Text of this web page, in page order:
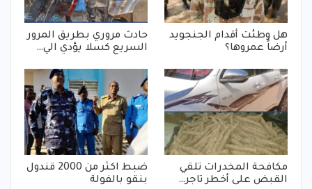
هل وطئت أقدام الجنجويد
أرضاً عمروها؟
حادث مروري بطريق المرور
السريع كسلا يؤدي الي…
مكافحة المخدرات تلقي
القبض على أخطر تاجر…
ضبط اكثر من 2000 قندول
بنقو بالفولة